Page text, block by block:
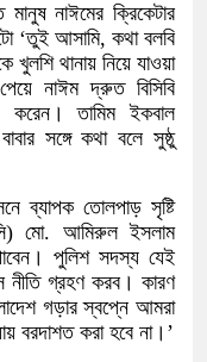
নাঈমের ক্রিকেটার
‘তুই আসামি, কথা বলবি
খুলশি থানায় নিয়ে যাওয়া
নাঈম দ্রুত বিসিবি
করেন। তামিম ইকবাল
সঙ্গে কথা বলে সুষ্ঠু
ব্যাপক তোলপাড় সৃষ্টি
মো. আমিরুল ইসলাম
পুলিশ সদস্য যেই
নীতি গ্রহণ করব। কারণ
গড়ার স্বপ্নে আমরা
বরদাশত করা হবে না।’